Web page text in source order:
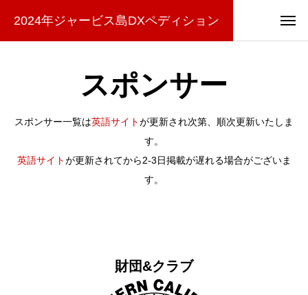
2024年ジャービス島DXペディション
スポンサー
スポンサー一覧は英語サイトが更新され次第、順次更新いたしま
す。
英語サイトが更新されてから2-3日掲載が遅れる場合がございま
す。
財団&クラブ